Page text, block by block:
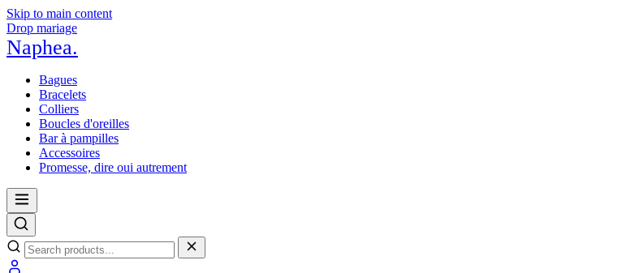
Skip to main content
Drop mariage
Naphea.
Bagues
Bracelets
Colliers
Boucles d'oreilles
Bar à pampilles
Accessoires
Promesse, dire oui autrement